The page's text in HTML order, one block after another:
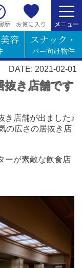
歴 お気に入り
容 スナック・
バー向け物件
DATE: 2021-02-01
抜き店舗です
き店舗が出ました♪
の広さの居抜き店
ーが素敵な飲食店